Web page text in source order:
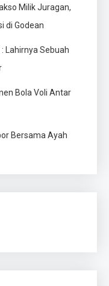
Milik Juragan,
di Godean
Lahirnya Sebuah
Bola Voli Antar
Bersama Ayah